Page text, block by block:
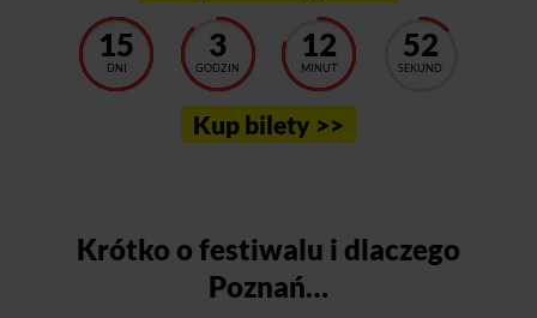
15
DNI
3
GODZIN
12
MINUT
49
SEKUND
Kup bilety >>
Krótko o festiwalu i dlaczego
Poznań…